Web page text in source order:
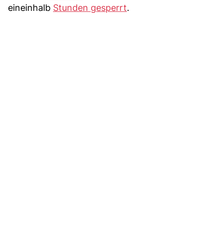
eineinhalb Stunden gesperrt.